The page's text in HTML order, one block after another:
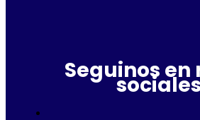
Seguinos en
sociales